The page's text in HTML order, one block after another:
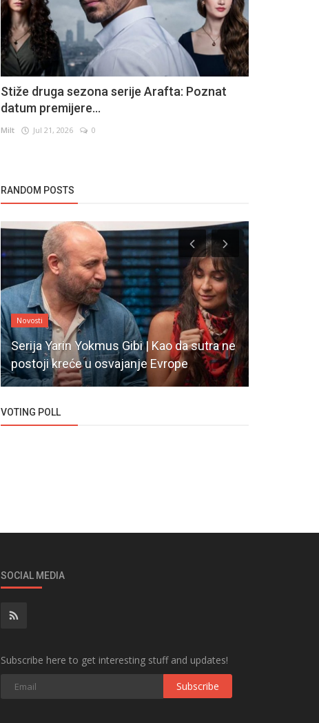
Stiže druga sezona serije Arafta: Poznat
datum premijere...
Milt Jul 21, 2026 0
RANDOM POSTS
Novosti
Serija Yarin Yokmus Gibi | Kao da sutra ne
postoji kreće u osvajanje Evrope
VOTING POLL
SOCIAL MEDIA
Subscribe here to get interesting stuff and updates!
Subscribe